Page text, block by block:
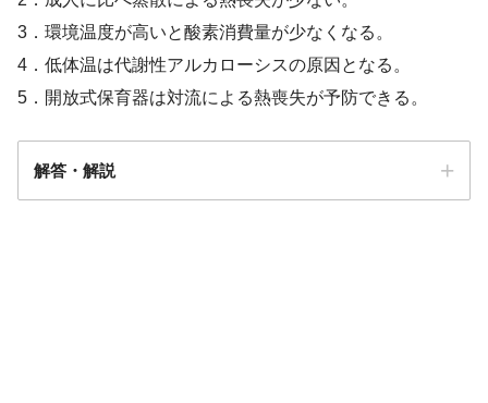
3．環境温度が高いと酸素消費量が少なくなる。
4．低体温は代謝性アルカローシスの原因となる。
5．開放式保育器は対流による熱喪失が予防できる。
解答・解説